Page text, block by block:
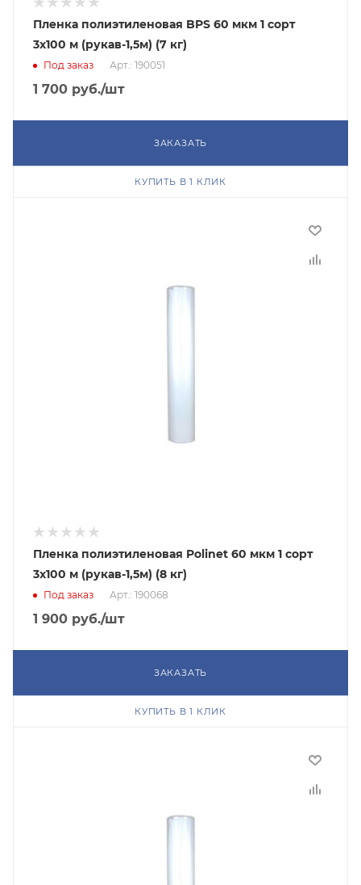
Пленка полиэтиленовая BPS 60 мкм 1 сорт
3x100 м (рукав-1,5м) (7 кг)
Под заказ Арт.: 190051
1 700 руб./шт
ЗАКАЗАТЬ
КУПИТЬ В 1 КЛИК
Пленка полиэтиленовая Polinet 60 мкм 1 сорт
3x100 м (рукав-1,5м) (8 кг)
Под заказ Арт.: 190068
1 900 руб./шт
ЗАКАЗАТЬ
КУПИТЬ В 1 КЛИК